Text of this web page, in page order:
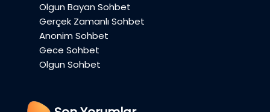
Olgun Bayan Sohbet
Gerçek Zamanlı Sohbet
Anonim Sohbet
Gece Sohbet
Olgun Sohbet